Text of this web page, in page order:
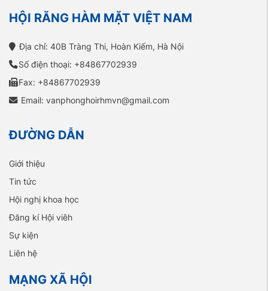
HỘI RĂNG HÀM MẶT VIỆT NAM
Địa chỉ: 40B Tràng Thi, Hoàn Kiếm, Hà Nội
Số điện thoại: +84867702939
Fax: +84867702939
Email: vanphonghoirhmvn@gmail.com
ĐƯỜNG DẪN
Giới thiệu
Tin tức
Hội nghị khoa học
Đăng kí Hội viêh
Sự kiện
Liên hệ
MẠNG XÃ HỘI